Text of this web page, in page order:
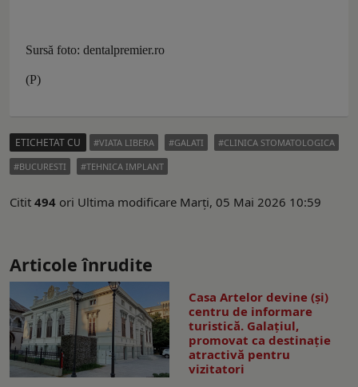
Sursă foto: dentalpremier.ro
(P)
ETICHETAT CU VIATA LIBERA GALATI
CLINICA STOMATOLOGICA
BUCURESTI
TEHNICA IMPLANT
Citit 494 ori Ultima modificare Marți, 05 Mai 2026 10:59
Articole înrudite
Casa Artelor devine (şi)
centru de informare
turistică. Galaţiul,
promovat ca destinaţie
atractivă pentru
vizitatori